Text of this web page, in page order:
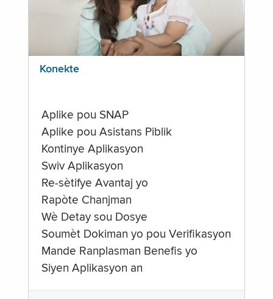
Konekte
Aplike pou SNAP
Aplike pou Asistans Piblik
Kontinye Aplikasyon
Swiv Aplikasyon
Re-sètifye Avantaj yo
Rapòte Chanjman
Wè Detay sou Dosye
Soumèt Dokiman yo pou Verifikasyon
Mande Ranplasman Benefis yo
Siyen Aplikasyon an